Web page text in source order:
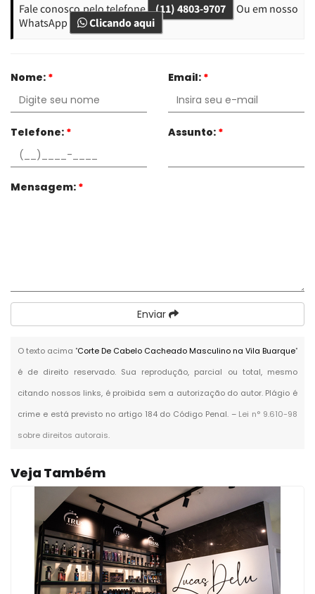
Fale conosco pelo telefone (11) 4803-9707
Ou em nosso
WhatsApp
Clicando aqui
Nome: * Email: *
Telefone: * Assunto: *
Mensagem: *
Enviar
O texto acima "Corte De Cabelo Cacheado Masculino na Vila Buarque"
é de direito reservado. Sua reprodução, parcial ou total, mesmo
citando nossos links, é proibida sem a autorização do autor. Plágio é
crime e está previsto no artigo 184 do Código Penal. – Lei n° 9.610-98
sobre direitos autorais.
Veja Também